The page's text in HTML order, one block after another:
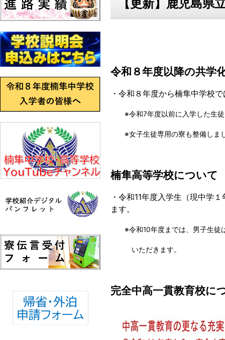
【更新】鹿児島
令和８年度以降の共学
・令和８年度から楠隼中学校
※令和7年度以前に入学した生徒
※女子生徒専用の寮も整備しま
楠隼高等学校について
・令和11年度入学生（現中学
ます。
※令和10年度までは、男子生徒は
いただきます。
完全中高一貫教育校に